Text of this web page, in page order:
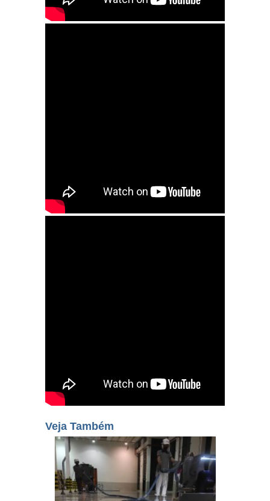
Veja Também